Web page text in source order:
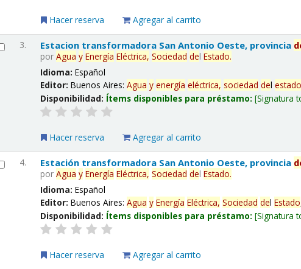
Hacer reserva Agregar al carrito
3. Estacion transformadora San Antonio Oeste, provincia
porAgua y Energía Eléctrica, Sociedad delEstado.
Idioma:Español
Editor:Buenos Aires:Agua y energía eléctrica, sociedad delestado
Disponibilidad: Ítems disponibles para préstamo: Signatura
Hacer reserva Agregar al carrito
4. Estación transformadora San Antonio Oeste, provincia
porAgua y Energía Eléctrica, Sociedad delEstado.
Idioma:Español
Editor:Buenos Aires:Agua y Energía Eléctrica, Sociedad delEstado
Disponibilidad: Ítems disponibles para préstamo: Signatura
Hacer reserva Agregar al carrito